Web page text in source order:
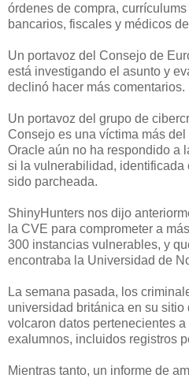
órdenes de compra,
bancarios, fiscales y médicos
Un portavoz del Consejo de
está investigando el asunto y
declinó hacer más comentarios.
Un portavoz del grupo de
Consejo es una víctima más
Oracle aún no ha respondido a
si la vulnerabilidad, identificada
sido parcheada.
ShinyHunters nos dijo
la CVE para comprometer a
300 instancias vulnerables, y
encontraba la Universidad de
La semana pasada, los
universidad británica en su
volcaron datos pertenecientes
exalumnos, incluidos registros
Mientras tanto, un informe de